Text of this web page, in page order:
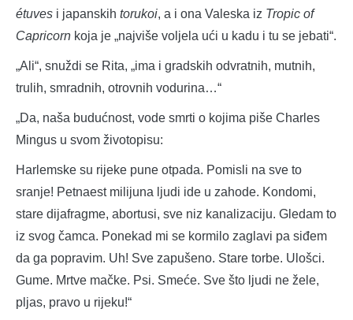
étuves i japanskih torukoi, a i ona Valeska iz Tropic of
Capricorn koja je „najviše voljela ući u kadu i tu se jebati“.
„Ali“, snuždi se Rita, „ima i gradskih odvratnih, mutnih,
trulih, smradnih, otrovnih vodurina…“
„Da, naša budućnost, vode smrti o kojima piše Charles
Mingus u svom životopisu:
Harlemske su rijeke pune otpada. Pomisli na sve to
sranje! Petnaest milijuna ljudi ide u zahode. Kondomi,
stare dijafragme, abortusi, sve niz kanalizaciju. Gledam to
iz svog čamca. Ponekad mi se kormilo zaglavi pa siđem
da ga popravim. Uh! Sve zapušeno. Stare torbe. Ulošci.
Gume. Mrtve mačke. Psi. Smeće. Sve što ljudi ne žele,
pljas, pravo u rijeku!“